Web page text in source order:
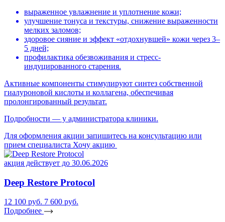
выраженное увлажнение и уплотнение кожи;
улучшение тонуса и текстуры, снижение выраженности
мелких заломов;
здоровое сияние и эффект «отдохнувшей» кожи через 3–
5 дней;
профилактика обезвоживания и стресс-
индуцированного старения.
Активные компоненты стимулируют синтез собственной
гиалуроновой кислоты и коллагена, обеспечивая
пролонгированный результат.
Подробности — у администратора клиники.
Для оформления акции запишитесь на консультацию или
прием специалиста Хочу акцию
акция действует до 30.06.2026
Deep Restore Protocol
12 100 руб. 7 600 руб.
Подробнее